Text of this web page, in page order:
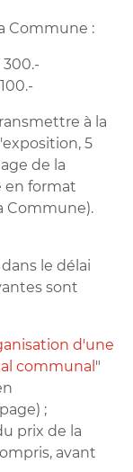
Commune :
300.-
à la
5
de la
en format
Commune).
le délai
sont
d'une
communal "
;
prix de la
avant